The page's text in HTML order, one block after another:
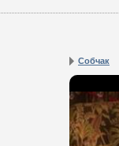
Собчак